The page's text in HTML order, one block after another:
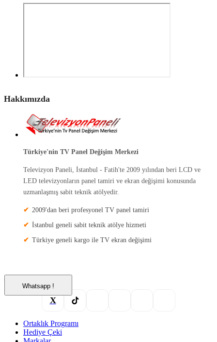
Whatsapp !
Hakkımızda
Türkiye'nin TV Panel Değişim Merkezi
Televizyon Paneli, İstanbul - Fatih'te 2009 yılından beri LCD ve
LED televizyonların panel tamiri ve ekran değişimi konusunda
uzmanlaşmış sabit teknik atölyedir.
2009'dan beri profesyonel TV panel tamiri
İstanbul geneli sabit teknik atölye hizmeti
Türkiye geneli kargo ile TV ekran değişimi
Sosyal Medyada Biz
X
Ortaklık Programı
Hediye Çeki